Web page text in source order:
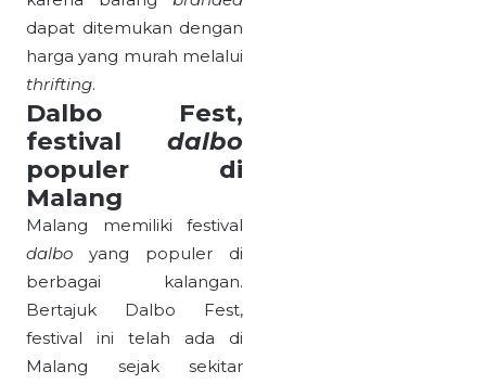
dapat ditemukan dengan
harga yang murah melalui
thrifting.
Dalbo Fest,
festival dalbo
populer di
Malang
Malang memiliki festival
dalbo yang populer di
berbagai kalangan.
Bertajuk Dalbo Fest,
festival ini telah ada di
Malang sejak sekitar